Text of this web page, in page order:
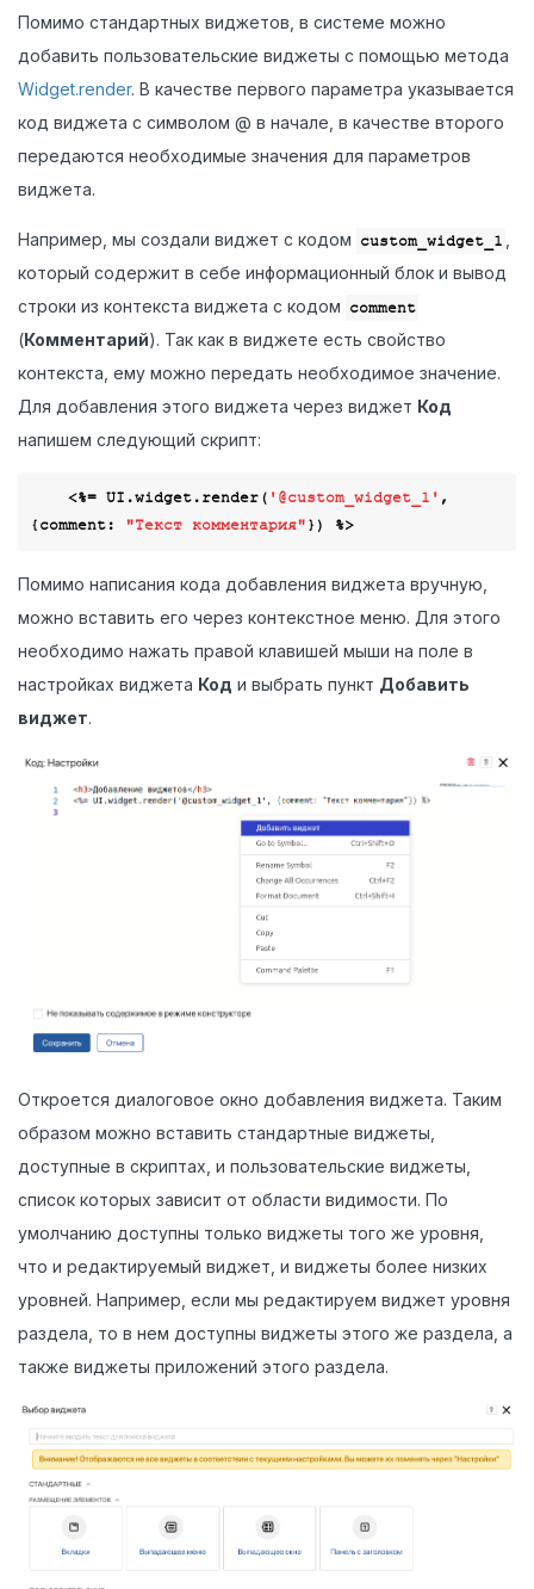
Помимо стандартных виджетов, в системе можно
добавить пользовательские виджеты с помощью метода
Widget.render. В качестве первого параметра указывается
код виджета с символом @ в начале, в качестве второго
передаются необходимые значения для параметров
виджета.
Например, мы создали виджет с кодом custom_widget_1
который содержит в себе информационный блок и вывод
строки из контекста виджета с кодом comment
(Комментарий). Так как в виджете есть свойство
контекста, ему можно передать необходимое значение.
Для добавления этого виджета через виджет Код
напишем следующий скрипт:
    <%= UI.widget.render(
'@custom_widget_1' ,
{comment: "Текст комментария"
Помимо написания кода добавления виджета вручную,
можно вставить его через контекстное меню. Для этого
необходимо нажать правой клавишей мыши на поле в
настройках виджета Код и выбрать пункт Добавить
виджет.
Откроется диалоговое окно добавления виджета. Таким
образом можно вставить стандартные виджеты,
доступные в скриптах, и пользовательские виджеты,
список которых зависит от области видимости. По
умолчанию доступны только виджеты того же уровня,
что и редактируемый виджет, и виджеты более низких
уровней. Например, если мы редактируем виджет уровня
раздела, то в нем доступны виджеты этого же раздела, а
также виджеты приложений этого раздела.